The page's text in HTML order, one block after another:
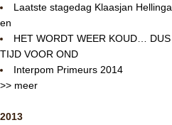
Laatste stagedag Klaasjan Hellinga
en
HET WORDT WEER KOUD… DUS
TIJD VOOR OND
Interpom Primeurs 2014
>> meer
2013